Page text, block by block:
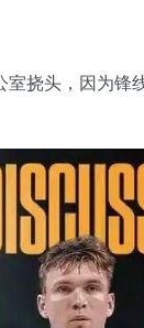
室挠头，因为锋